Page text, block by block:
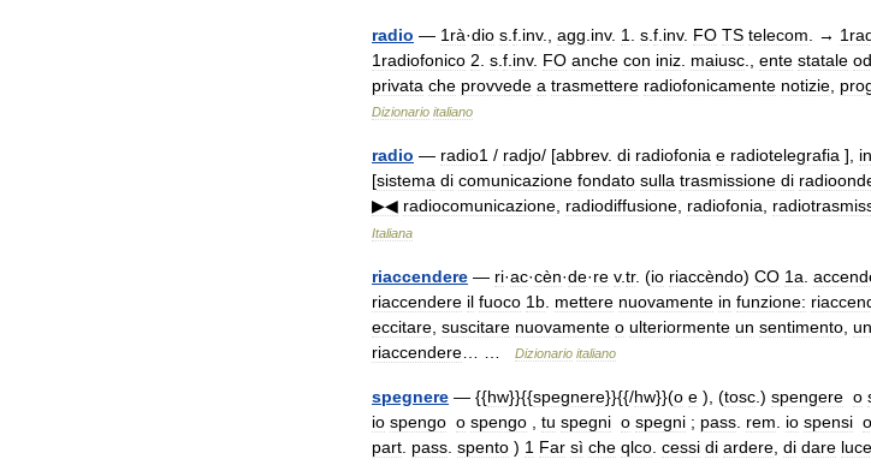
radio — 1rà·dio s f inv., agg inv. 1 s f inv. FO TS telecom . →
1radiofonico 2 s f inv. FO anche con iniz maiusc ente statale od
privata che provvede a trasmettere radiofonicamente notizie
Dizionario italiano
radio — radio1 / radjo/ [abbrev. di radiofonia e radiotelegrafia ],
[sistema di comunicazione fondato sulla trasmissione di
▶◀ radiocomunicazione radiodiffusione radiofonia
Italiana
riaccendere — ri·ac·cèn·de·re v.tr. (io riaccèndo) CO 1a
riaccendere il fuoco 1b mettere nuovamente in funzione:
eccitare suscitare nuovamente o ulteriormente un sentimento
riaccendere
Dizionario italiano
spegnere — {{hw}}{{spegnere}}{{/hw}}(o e ), (tosc .) spengere o
io spengo o spengo tu spegni o spegni ; pass rem io spensi o
part pass spento ) 1 Far sì che qlco cessi di ardere di dare luce